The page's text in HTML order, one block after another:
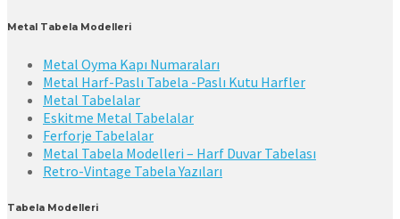
Metal Tabela Modelleri
Metal Oyma Kapı Numaraları
Metal Harf-Paslı Tabela -Paslı Kutu Harfler
Metal Tabelalar
Eskitme Metal Tabelalar
Ferforje Tabelalar
Metal Tabela Modelleri – Harf Duvar Tabelası
Retro-Vintage Tabela Yazıları
Tabela Modelleri